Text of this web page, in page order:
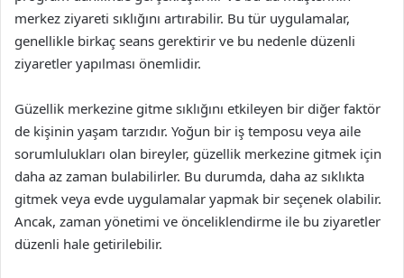
merkez ziyareti sıklığını artırabilir. Bu tür uygulamalar,
genellikle birkaç seans gerektirir ve bu nedenle düzenli
ziyaretler yapılması önemlidir.
Güzellik merkezine gitme sıklığını etkileyen bir diğer faktör
de kişinin yaşam tarzıdır. Yoğun bir iş temposu veya aile
sorumlulukları olan bireyler, güzellik merkezine gitmek için
daha az zaman bulabilirler. Bu durumda, daha az sıklıkta
gitmek veya evde uygulamalar yapmak bir seçenek olabilir.
Ancak, zaman yönetimi ve önceliklendirme ile bu ziyaretler
düzenli hale getirilebilir.